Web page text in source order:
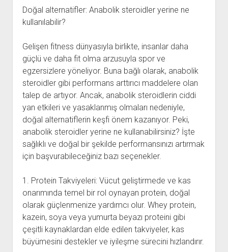
Doğal alternatifler: Anabolik steroidler yerine ne
kullanılabilir?
Gelişen fitness dünyasıyla birlikte, insanlar daha
güçlü ve daha fit olma arzusuyla spor ve
egzersizlere yöneliyor. Buna bağlı olarak, anabolik
steroidler gibi performans arttırıcı maddelere olan
talep de artıyor. Ancak, anabolik steroidlerin ciddi
yan etkileri ve yasaklanmış olmaları nedeniyle,
doğal alternatiflerin keşfi önem kazanıyor. Peki,
anabolik steroidler yerine ne kullanabilirsiniz? İşte
sağlıklı ve doğal bir şekilde performansınızı artırmak
için başvurabileceğiniz bazı seçenekler.
1. Protein Takviyeleri: Vücut geliştirmede ve kas
onarımında temel bir rol oynayan protein, doğal
olarak güçlenmenize yardımcı olur. Whey protein,
kazein, soya veya yumurta beyazı proteini gibi
çeşitli kaynaklardan elde edilen takviyeler, kas
büyümesini destekler ve iyileşme sürecini hızlandırır.